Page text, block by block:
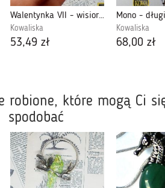
Walentynka VII - wisiorek-serduszko z żywicy
Kowaliska
53,49 zł
Kowaliska
68,00 zł
robione, które mogą Ci
spodobać